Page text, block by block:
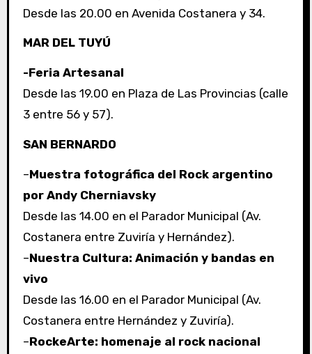
Desde las 20.00 en Avenida Costanera y 34.
MAR DEL TUYÚ
-Feria Artesanal
Desde las 19.00 en Plaza de Las Provincias (calle
3 entre 56 y 57).
SAN BERNARDO
–Muestra fotográfica del Rock argentino
por Andy Cherniavsky
Desde las 14.00 en el Parador Municipal (Av.
Costanera entre Zuviría y Hernández).
–Nuestra Cultura: Animación y bandas en
vivo
Desde las 16.00 en el Parador Municipal (Av.
Costanera entre Hernández y Zuviría).
–RockeArte: homenaje al rock nacional